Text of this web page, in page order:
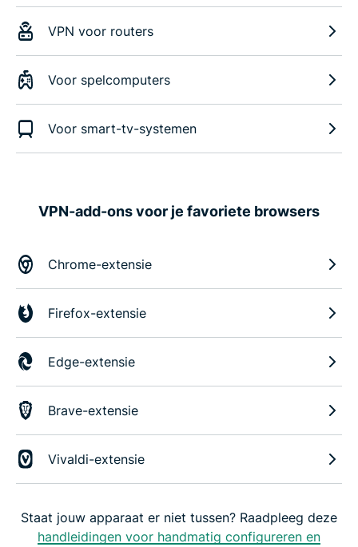
VPN voor routers
Voor spelcomputers
Voor smart-tv-systemen
VPN-add-ons voor je favoriete browsers
Chrome-extensie
Firefox-extensie
Edge-extensie
Brave-extensie
Vivaldi-extensie
Staat jouw apparaat er niet tussen? Raadpleeg deze
handleidingen voor handmatig configureren en